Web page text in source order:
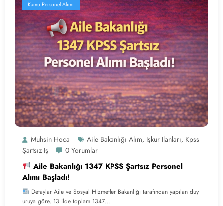
Kamu Personel Alımı
Muhsin Hoca Aile Bakanlığı Alım, Işkur Ilanları, Kpss
Şartsız Iş
0 Yorumlar
Aile Bakanlığı 1347 KPSS Şartsız Personel
Alımı Başladı!
Detaylar Aile ve Sosyal Hizmetler Bakanlığı tarafından yapılan duy
uruya göre, 13 ilde toplam 1347…